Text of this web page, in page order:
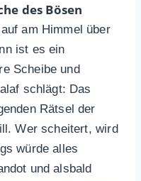
des Bösen
am Himmel über
ist es ein
Scheibe und
schlägt: Das
Rätsel der
Wer scheitert, wird
würde alles
und alsbald